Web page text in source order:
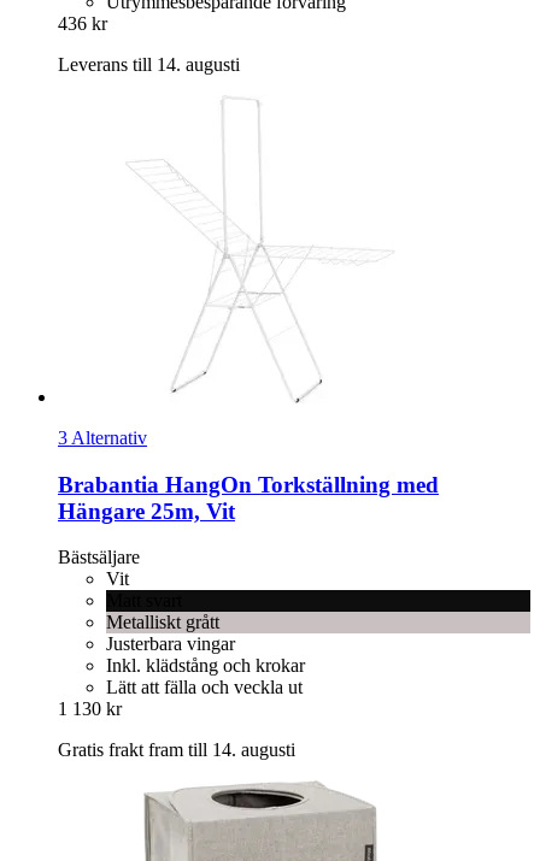
436 kr
Leverans till 14. augusti
3 Alternativ
Brabantia HangOn Torkställning med
Hängare 25m, Vit
Bästsäljare
Vit
Metalliskt grått
Justerbara vingar
Inkl. klädstång och krokar
Lätt att fälla och veckla ut
1 130 kr
Gratis frakt fram till 14. augusti